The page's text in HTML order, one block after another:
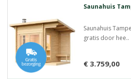
Saunahuis
Saunahuis
gratis door hee..
€ 3.759,00